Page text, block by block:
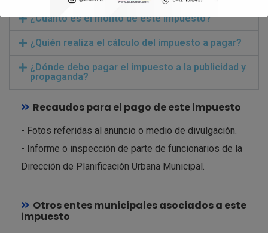
¿Cuánto es el monto de este impuesto?
¿Quién realiza el cálculo del impuesto a pagar?
¿Dónde debo pagar el impuesto a la publicidad y
propaganda?
Recaudos para el pago de este impuesto
- Fotos referidas al anuncio o medio de divulgación.
- Informe o inspección de parte de funcionarios de la
Dirección de Planificación Urbana Municipal.
Otros entes municipales asociados a este
impuesto